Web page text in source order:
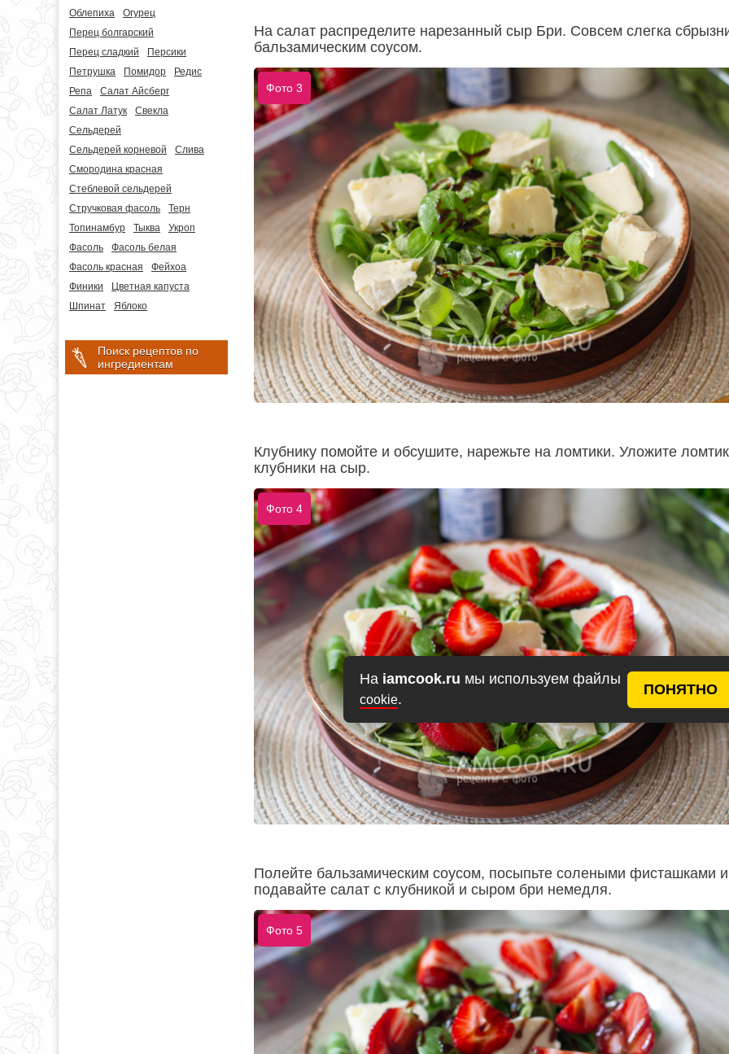
На iamcook.ru мы используем файлы
cookie.
ПОНЯТНО
Облепиха
Огурец
Перец болгарский
Перец сладкий
Персики
Петрушка
Помидор
Редис
Репа
Салат Айсберг
Салат Латук
Свекла
Сельдерей
Сельдерей корневой
Слива
Смородина красная
Стеблевой сельдерей
Стручковая фасоль
Терн
Топинамбур
Тыква
Укроп
Фасоль
Фасоль белая
Фасоль красная
Фейхоа
Финики
Цветная капуста
Шпинат
Яблоко
Поиск рецептов по
ингредиентам
На салат распределите нарезанный сыр Бри. Совсем слегка
бальзамическим соусом.
Фото 3
Клубнику помойте и обсушите, нарежьте на ломтики. Уложите
клубники на сыр.
Фото 4
Полейте бальзамическим соусом, посыпьте солеными фисташками и
подавайте салат с клубникой и сыром бри немедля.
Фото 5